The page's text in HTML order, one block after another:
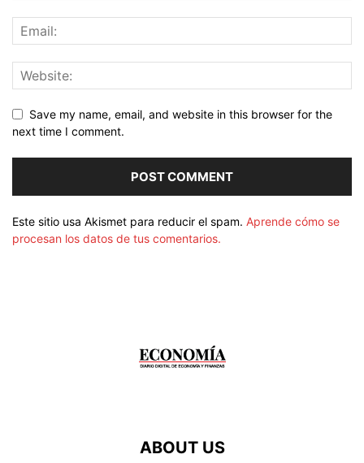
Save my name, email, and website in this browser for the
next time I comment.
Este sitio usa Akismet para reducir el spam. Aprende cómo se
procesan los datos de tus comentarios.
ABOUT US